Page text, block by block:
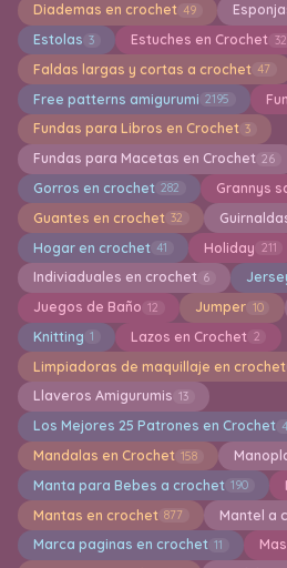
Diademas en crochet 49
Estolas 3 Estuches en Crochet 32
Faldas largas y cortas a crochet 47
Free patterns amigurumi 2195
Fundas para Libros en Crochet 3
Fundas para Macetas en Crochet 26
Gorros en crochet 282 Grannys
Guantes en crochet 32
Hogar en crochet 41 Holiday 211
Indiviaduales en crochet 6
Juegos de Baño 12 Jumper 10
Knitting 1 Lazos en Crochet 2
Limpiadoras de maquillaje en crochet
Llaveros Amigurumis 13
Los Mejores 25 Patrones en Crochet 4
Mandalas en Crochet 158
Manta para Bebes a crochet 190
Mantas en crochet 877 Mantel a
Marca paginas en crochet 11